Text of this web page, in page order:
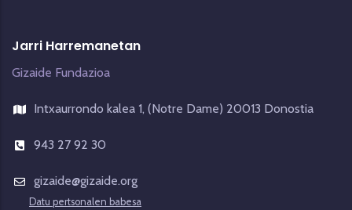
Jarri Harremanetan
Gizaide Fundazioa
Intxaurrondo kalea 1, (Notre Dame) 20013 Donostia
943 27 92 30
gizaide@gizaide.org
Datu pertsonalen babesa